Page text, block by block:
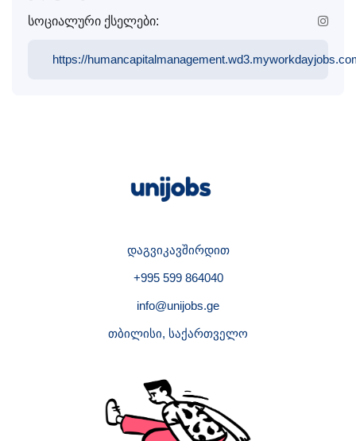
სოციალური ქსელები:
https://
დაგვიკავშირდით
+995 599 864040
info@unijobs.ge
თბილისი, საქართველო